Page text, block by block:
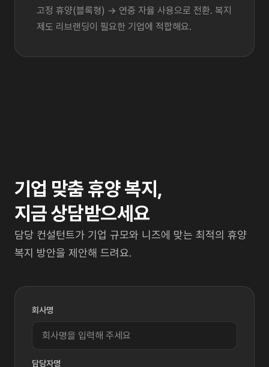
고정 휴양(블록형) → 연중 자율 사용으로 전환. 복지
제도 리브랜딩이 필요한 기업에 적합해요.
기업 맞춤 휴양 복지,
지금 상담받으세요
담당 컨설턴트가 기업 규모와 니즈에 맞는 최적의 휴양
복지 방안을 제안해 드려요.
회사명
담당자명